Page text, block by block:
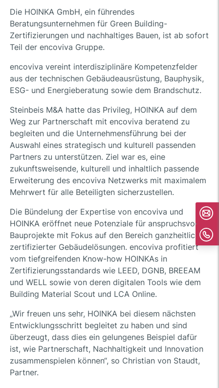
Die HOINKA GmbH, ein führendes
Beratungsunternehmen für Green Building-
Zertifizierungen und nachhaltiges Bauen, ist ab sofort
Teil der encoviva Gruppe.
encoviva vereint interdisziplinäre Kompetenzfelder
aus der technischen Gebäudeausrüstung, Bauphysik,
ESG- und Energieberatung sowie dem Brandschutz.
Steinbeis M&A hatte das Privileg, HOINKA auf dem
Weg zur Partnerschaft mit encoviva beratend zu
begleiten und die Unternehmensführung bei der
Auswahl eines strategisch und kulturell passenden
Partners zu unterstützen. Ziel war es, eine
zukunftsweisende, kulturell und inhaltlich passende
Erweiterung des encoviva Netzwerks mit maximalem
Mehrwert für alle Beteiligten sicherzustellen.
Die Bündelung der Expertise von encoviva und
HOINKA eröffnet neue Potenziale für anspruchsvolle
Bauprojekte mit Fokus auf den Bereich ganzheitlicher,
zertifizierter Gebäudelösungen. encoviva profitiert
vom tiefgreifenden Know-how HOINKAs in
Zertifizierungsstandards wie LEED, DGNB, BREEAM
und WELL sowie von deren digitalen Tools wie dem
Building Material Scout und LCA Online.
„Wir freuen uns sehr, HOINKA bei diesem nächsten
Entwicklungsschritt begleitet zu haben und sind
überzeugt, dass dies ein gelungenes Beispiel dafür
ist, wie Partnerschaft, Nachhaltigkeit und Innovation
zusammenspielen können“, so Christian von Staudt,
Partner.